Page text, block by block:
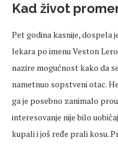
Kad život
Pet godina kasnije, dospela
lekara po imenu Veston
nazire mogućnost kako da
nametnuo sopstveni otac.
ga je posebno zanimalo
interesovanje nije bilo
kupali i još ređe prali kosu.